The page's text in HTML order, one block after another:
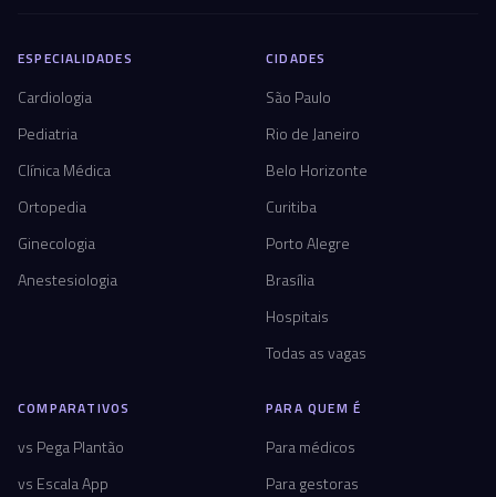
ESPECIALIDADES
Cardiologia
Pediatria
Clínica Médica
Ortopedia
Ginecologia
Anestesiologia
CIDADES
São Paulo
Rio de Janeiro
Belo Horizonte
Curitiba
Porto Alegre
Brasília
Hospitais
Todas as vagas
COMPARATIVOS
vs Pega Plantão
vs Escala App
PARA QUEM É
Para médicos
Para gestoras